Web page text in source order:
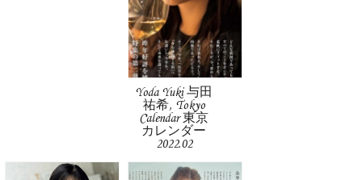
Yoda Yuki 与田
祐希, Tokyo
Calendar 東京
カレンダー
2022.02